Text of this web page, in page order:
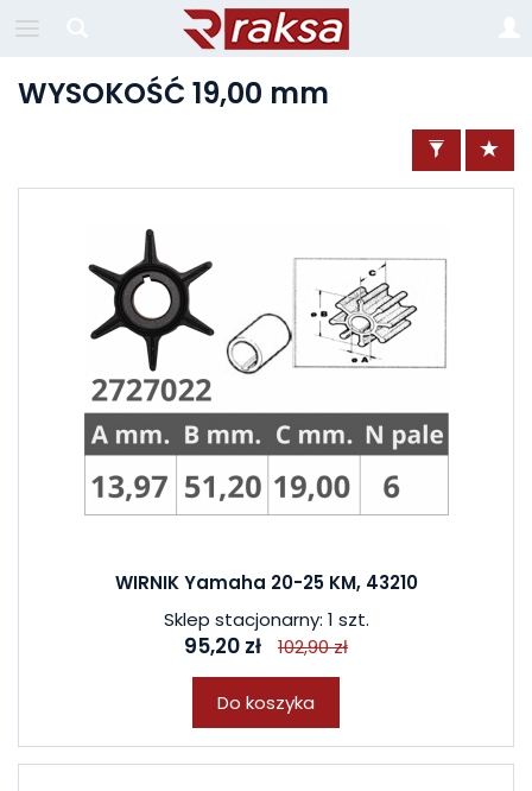
WYSOKOŚĆ 19,00 mm
WIRNIK Yamaha 20-25 KM, 43210
Sklep stacjonarny: 1 szt.
95,20 zł 102,90 zł
Do koszyka